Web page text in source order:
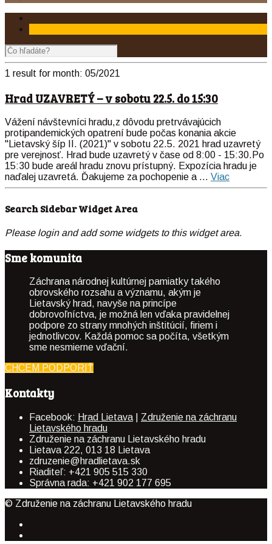
1 result for month: 05/2021
Hrad UZAVRETÝ – v sobotu 22.5. do 15:30
Vážení návštevníci hradu,z dôvodu pretrvávajúcich
protipandemických opatrení bude počas konania akcie
"Lietavský šíp II. (2021)" v sobotu 22.5. 2021 hrad uzavretý
pre verejnosť. Hrad bude uzavretý v čase od 8:00 - 15:30.Po
15:30 bude areál hradu znovu prístupný. Expozícia hradu je
naďalej uzavretá. Ďakujeme za pochopenie a ... Viac
Search Sidebar Widget Area
Please login and add some widgets to this widget area.
Sme komunita
Záchrana národnej kultúrnej pamiatky takého
obrovského rozsahu a významu, akým je
Lietavský hrad, navyše na princípe
dobrovoľníctva, je možná len vďaka pravidelnej
podpore zo strany mnohých inštitúcií, firiem i
jednotlivcov. Každá pomoc sa počíta, všetkým
sme nesmierne vďační.
CHCEM PODPORIŤ
Kontakty
Facebook: Hrad Lietava
Združenie na záchranu
Lietavského hradu
Združenie na záchranu Lietavského hradu
Lietava 222, 013 18 Lietava
zdruzenie@hradlietava.sk
Riaditeľ: +421 905 515 330
Správna rada: +421 902 177 695
© Združenie na záchranu Lietavského hradu